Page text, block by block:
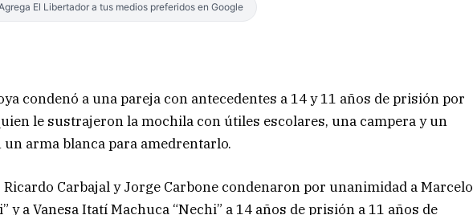
El Libertador a tus medios preferidos en Google
condenó a una pareja con antecedentes a 14 y 11 años de prisión por
le sustrajeron la mochila con útiles escolares, una campera y un
arma blanca para amedrentarlo.
Carbajal y Jorge Carbone condenaron por unanimidad a Marcelo
y a Vanesa Itatí Machuca “Nechi” a 14 años de prisión a 11 años de